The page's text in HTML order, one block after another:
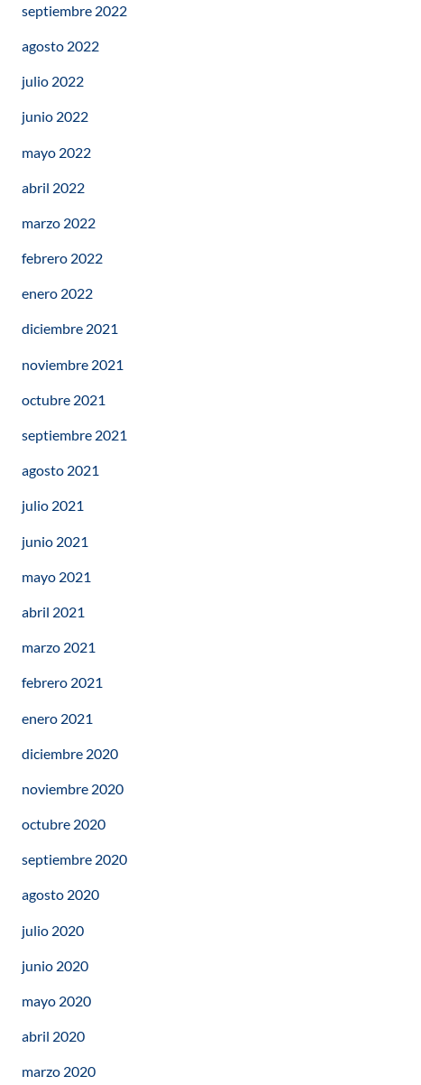
septiembre 2022
agosto 2022
julio 2022
junio 2022
mayo 2022
abril 2022
marzo 2022
febrero 2022
enero 2022
diciembre 2021
noviembre 2021
octubre 2021
septiembre 2021
agosto 2021
julio 2021
junio 2021
mayo 2021
abril 2021
marzo 2021
febrero 2021
enero 2021
diciembre 2020
noviembre 2020
octubre 2020
septiembre 2020
agosto 2020
julio 2020
junio 2020
mayo 2020
abril 2020
marzo 2020